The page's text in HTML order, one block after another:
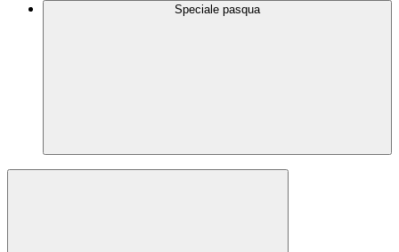
Speciale pasqua